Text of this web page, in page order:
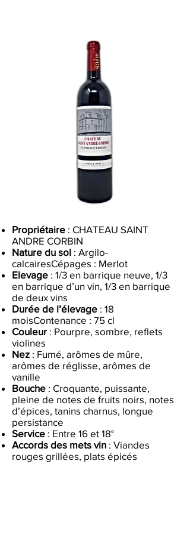
Propriétaire : CHATEAU SAINT
ANDRE CORBIN
Nature du sol : Argilo-
calcairesCépages : Merlot
Elevage : 1/3 en barrique neuve, 1/3
en barrique d’un vin, 1/3 en barrique
de deux vins
Durée de l’élevage : 18
moisContenance : 75 cl
Couleur : Pourpre, sombre, reflets
violines
Nez : Fumé, arômes de mûre,
arômes de réglisse, arômes de
vanille
Bouche : Croquante, puissante,
pleine de notes de fruits noirs, notes
d’épices, tanins charnus, longue
persistance
Service : Entre 16 et 18°
Accords des mets vin : Viandes
rouges grillées, plats épicés